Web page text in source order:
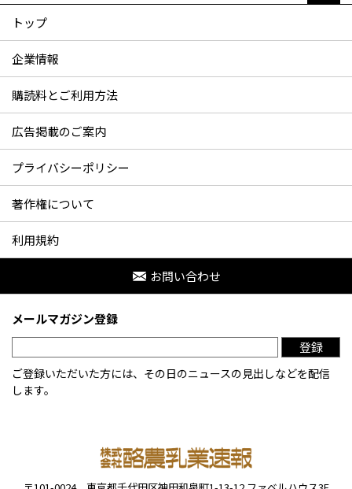
トップ
企業情報
購読料とご利用方法
広告掲載のご案内
プライバシーポリシー
著作権について
利用規約
お問い合わせ
メールマガジン登録
登録
ご登録いただいた方には、その日のニュースの見出しなどを配信
します。